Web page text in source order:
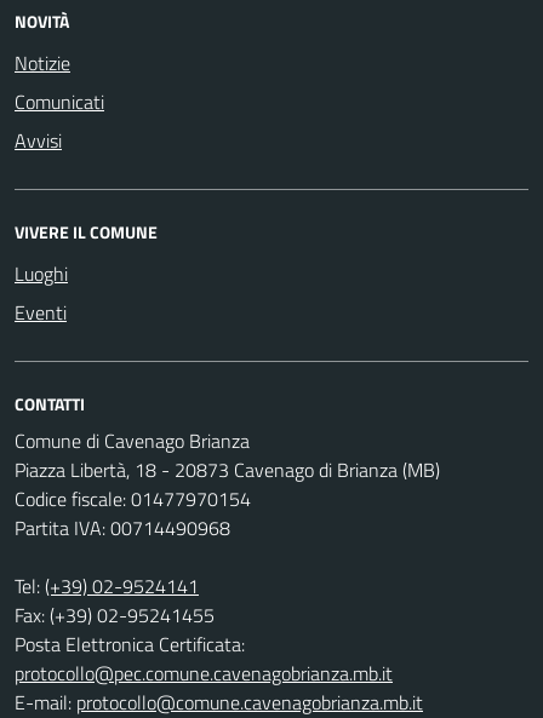
NOVITÀ
Notizie
Comunicati
Avvisi
VIVERE IL COMUNE
Luoghi
Eventi
CONTATTI
Comune di Cavenago Brianza
Piazza Libertà, 18 - 20873 Cavenago di Brianza (MB)
Codice fiscale: 01477970154
Partita IVA: 00714490968
Tel:(+39) 02-9524141
Fax: (+39) 02-95241455
Posta Elettronica Certificata:
protocollo@pec.comune.cavenagobrianza.mb.it
E-mail: protocollo@comune.cavenagobrianza.mb.it